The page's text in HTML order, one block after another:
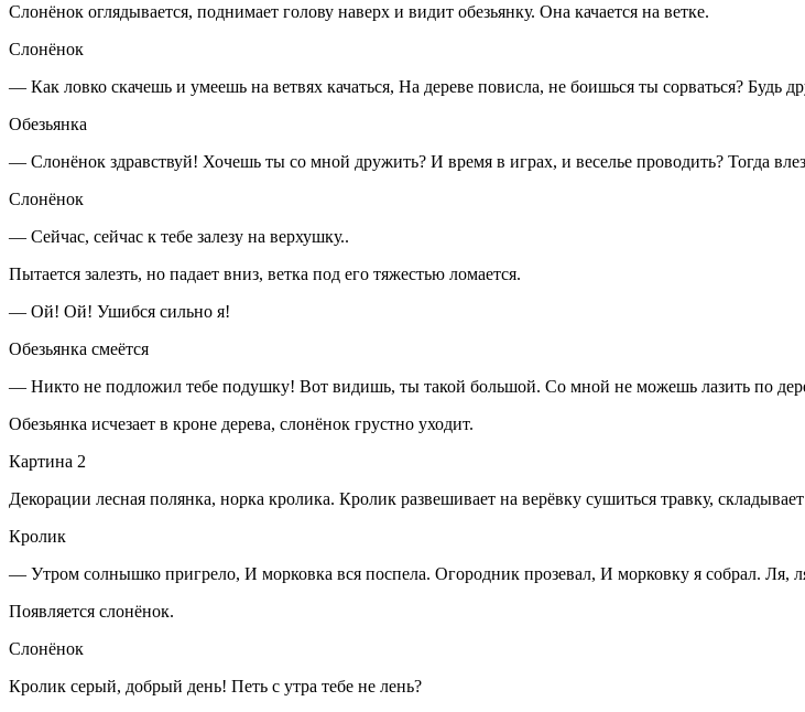
Слонёнок оглядывается, поднимает голову наверх и видит обезьянку. Она качается на ветке.
Слонёнок
— Как ловко скачешь и умеешь на ветвях качаться, На дереве повисла, не боишься ты сорваться? Будь
Обезьянка
— Слонёнок здравствуй! Хочешь ты со мной дружить? И время в играх, и веселье проводить? Тогда
Слонёнок
— Сейчас, сейчас к тебе залезу на верхушку..
Пытается залезть, но падает вниз, ветка под его тяжестью ломается.
— Ой! Ой! Ушибся сильно я!
Обезьянка смеётся
— Никто не подложил тебе подушку! Вот видишь, ты такой большой. Со мной не можешь лазить по
Обезьянка исчезает в кроне дерева, слонёнок грустно уходит.
Картина 2
Декорации лесная полянка, норка кролика. Кролик развешивает на верёвку сушиться травку,
Кролик
— Утром солнышко пригрело, И морковка вся поспела. Огородник прозевал, И морковку я собрал. Ля,
Появляется слонёнок.
Слонёнок
Кролик серый, добрый день! Петь с утра тебе не лень?